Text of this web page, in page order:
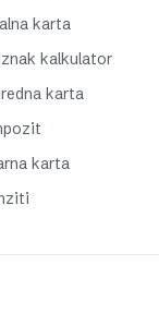
karta
kalkulator
karta
karta